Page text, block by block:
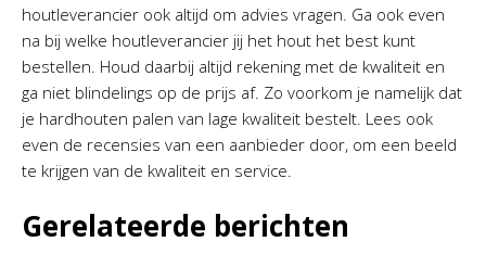
houtleverancier ook altijd om advies vragen. Ga ook even
na bij welke houtleverancier jij het hout het best kunt
bestellen. Houd daarbij altijd rekening met de kwaliteit en
ga niet blindelings op de prijs af. Zo voorkom je namelijk dat
je hardhouten palen van lage kwaliteit bestelt. Lees ook
even de recensies van een aanbieder door, om een beeld
te krijgen van de kwaliteit en service.
Gerelateerde berichten